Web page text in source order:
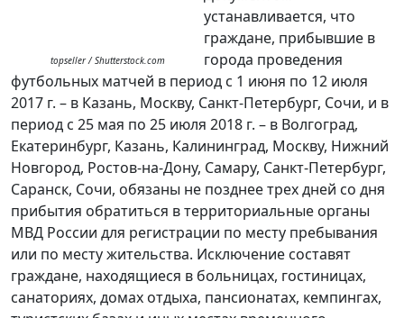
topseller / Shutterstock.com
устанавливается, что
граждане, прибывшие в
города проведения
футбольных матчей в период с 1 июня по 12 июля
2017 г. – в Казань, Москву, Санкт-Петербург, Сочи, и в
период с 25 мая по 25 июля 2018 г. – в Волгоград,
Екатеринбург, Казань, Калининград, Москву, Нижний
Новгород, Ростов-на-Дону, Самару, Санкт-Петербург,
Саранск, Сочи, обязаны не позднее трех дней со дня
прибытия обратиться в территориальные органы
МВД России для регистрации по месту пребывания
или по месту жительства. Исключение составят
граждане, находящиеся в больницах, гостиницах,
санаториях, домах отдыха, пансионатах, кемпингах,